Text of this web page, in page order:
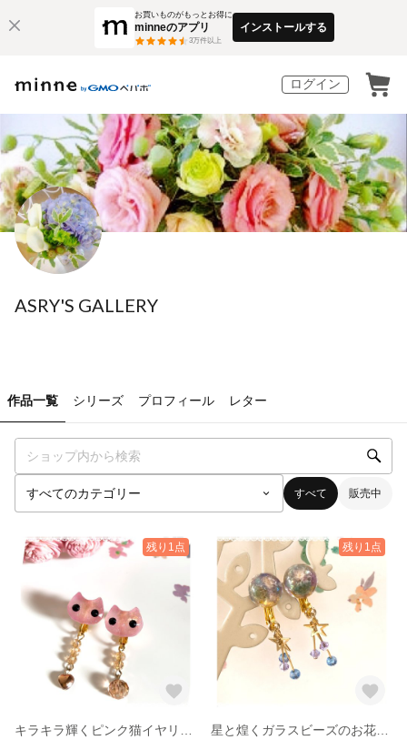
お買いものがもっとお得に
minneのアプリ
3万件以上
インストールする
ログイン
ASRY'S GALLERY
作品一覧 シリーズ プロフィール レター
すべて 販売中
残り1点 残り1点